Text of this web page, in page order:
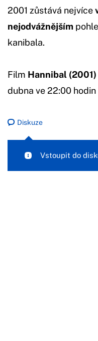
2001 zůstává nejvíce
nejodvážnějším
kanibala.
Film Hannibal (2001)
dubna ve 22:00 hodin
Diskuze
Vstoupit do